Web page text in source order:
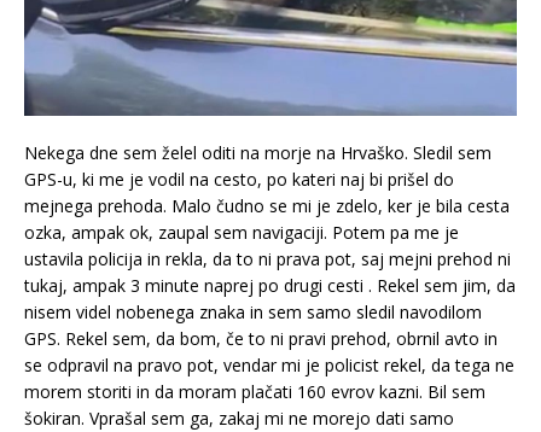
Nekega dne sem želel oditi na morje na Hrvaško. Sledil sem
GPS-u, ki me je vodil na cesto, po kateri naj bi prišel do
mejnega prehoda. Malo čudno se mi je zdelo, ker je bila cesta
ozka, ampak ok, zaupal sem navigaciji. Potem pa me je
ustavila policija in rekla, da to ni prava pot, saj mejni prehod ni
tukaj, ampak 3 minute naprej po drugi cesti . Rekel sem jim, da
nisem videl nobenega znaka in sem samo sledil navodilom
GPS. Rekel sem, da bom, če to ni pravi prehod, obrnil avto in
se odpravil na pravo pot, vendar mi je policist rekel, da tega ne
morem storiti in da moram plačati 160 evrov kazni. Bil sem
šokiran. Vprašal sem ga, zakaj mi ne morejo dati samo